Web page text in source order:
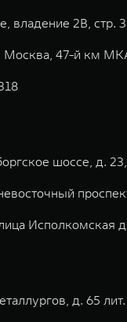
владение 2В,
Москва, 47-й км
шоссе, д. 23,
Исполкомская
д. 65